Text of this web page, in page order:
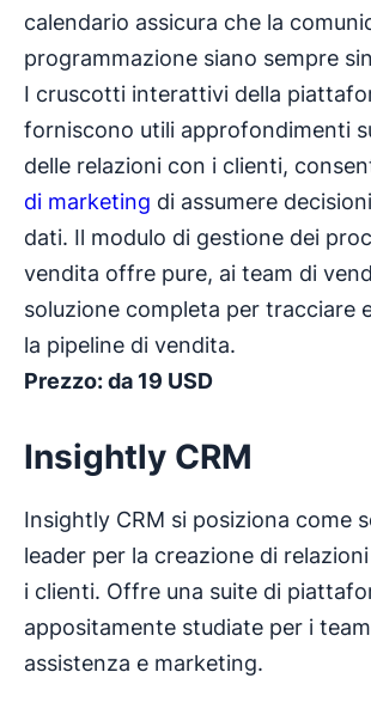
calendario assicura che la
programmazione siano sempre
I cruscotti interattivi della
forniscono utili approfondimenti
delle relazioni con i clienti,
di marketing di assumere
dati. Il modulo di gestione dei
vendita offre pure, ai team di
soluzione completa per tracciare
la pipeline di vendita.
Prezzo: da 19 USD
Insightly CRM
Insightly CRM si posiziona come
leader per la creazione di
i clienti. Offre una suite di
appositamente studiate per i
assistenza e marketing.